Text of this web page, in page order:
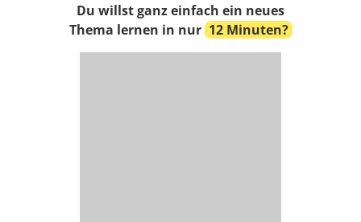
Du willst ganz einfach ein neues
Thema lernen in nur 12 Minuten?